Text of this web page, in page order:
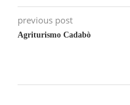
previous post
Agriturismo Cadabò